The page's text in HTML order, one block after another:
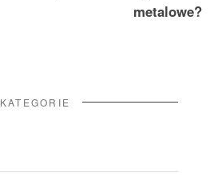
metalowe?
KATEGORIE